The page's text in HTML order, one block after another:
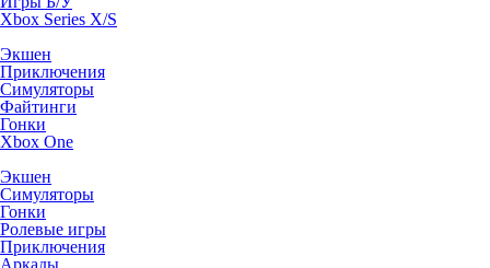
Xbox Series X/S
Экшен
Приключения
Симуляторы
Файтинги
Гонки
Xbox One
Экшен
Симуляторы
Гонки
Ролевые игры
Приключения
Аркады